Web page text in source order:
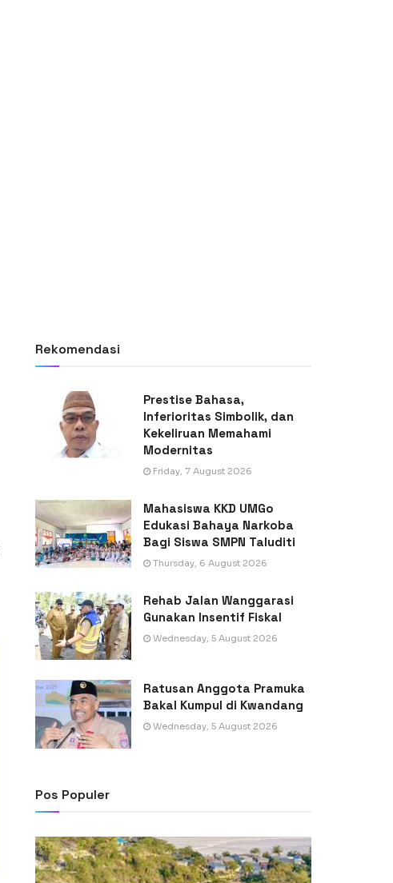
Rekomendasi
Prestise Bahasa,
Inferioritas Simbolik, dan
Kekeliruan Memahami
Modernitas
Friday, 7 August 2026
Mahasiswa KKD UMGo
Edukasi Bahaya Narkoba
Bagi Siswa SMPN Taluditi
Thursday, 6 August 2026
Rehab Jalan Wanggarasi
Gunakan Insentif Fiskal
Wednesday, 5 August 2026
Ratusan Anggota Pramuka
Bakal Kumpul di Kwandang
Wednesday, 5 August 2026
Pos Populer